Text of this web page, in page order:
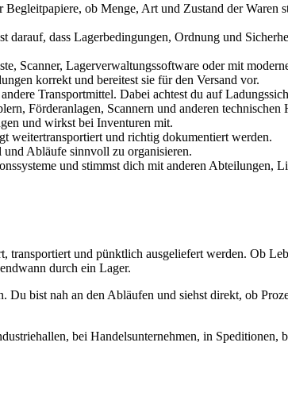
ob Menge, Art und Zustand der Waren
dass Lagerbedingungen, Ordnung und
Scanner, Lagerverwaltungssoftware oder mit
korrekt und bereitest sie für den Versand vor.
Transportmittel. Dabei achtest du auf
Förderanlagen, Scannern und anderen
und wirkst bei Inventuren mit.
weitertransportiert und richtig dokumentiert werden.
Abläufe sinnvoll zu organisieren.
und stimmst dich mit anderen Abteilungen,
und pünktlich ausgeliefert werden. Ob
durch ein Lager.
bist nah an den Abläufen und siehst direkt, ob
bei Handelsunternehmen, in Speditionen,